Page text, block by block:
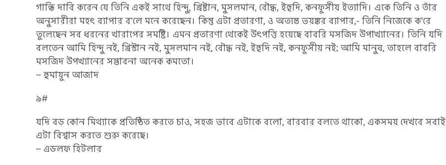
গান্ধি দাবি করেন যে তিনি একই সাথে হিন্দু, খ্রিষ্টান, মুসলমান, বৌদ্ধ, ইহুদি, কনফুসীয় ইত্যাদি। একে তিনি ও তাঁর
অনুসারীরা মহৎ ব্যাপার ব’লে মনে করেছেন। কিন্তু এটা প্রতারণা, ও অত্যন্ত ভয়ঙ্কর ব্যাপার,- তিনি নিজেকে ক’রে
তুলেছেন সব ধরনের খারাপের সমষ্টি। এমন প্রতারণা থেকেই উৎপত্তি হয়েছে বাবরি মসজিদ উপাখ্যানের। তিনি যদি
বলতেন আমি হিন্দু নই, খ্রিস্টান নই, মুসলমান নই, বৌদ্ধ নই, ইহুদি নই, কনফুসীয় নই; আমি মানুষ, তাহলে বাবরি
মসজিদ উপখ্যানের সম্ভাবনা অনেক কমতো।
~ হুমায়ুন আজাদ
৯#
যদি বড় কোন মিথ্যাকে প্রতিষ্ঠিত করতে চাও, সহজ ভাবে এটাকে বলো, বারবার বলতে থাকো, একসময় দেখবে সবাই
এটা বিশ্বাস করতে শুরু করেছে।
~ এডলফ হিটলার